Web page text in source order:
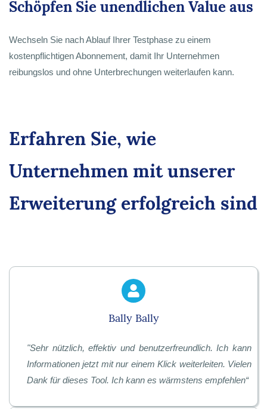
Schöpfen Sie unendlichen Value aus
Wechseln Sie nach Ablauf Ihrer Testphase zu einem
kostenpflichtigen Abonnement, damit Ihr Unternehmen
reibungslos und ohne Unterbrechungen weiterlaufen kann.
Erfahren Sie, wie
Unternehmen mit unserer
Erweiterung erfolgreich sind
Bally Bally
"Sehr nützlich, effektiv und benutzerfreundlich. Ich kann
Informationen jetzt mit nur einem Klick weiterleiten. Vielen
Dank für dieses Tool. Ich kann es wärmstens empfehlen“